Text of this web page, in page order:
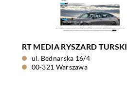
RT MEDIA RYSZARD TURSKI
ul. Bednarska 16/4
00-321 Warszawa